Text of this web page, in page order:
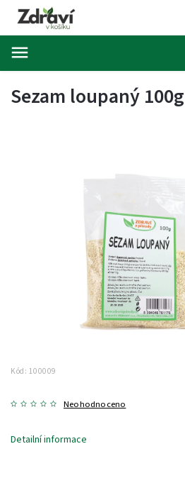
Sezam loupaný
Kód: 100009
Neohodnoceno
Detailní informace